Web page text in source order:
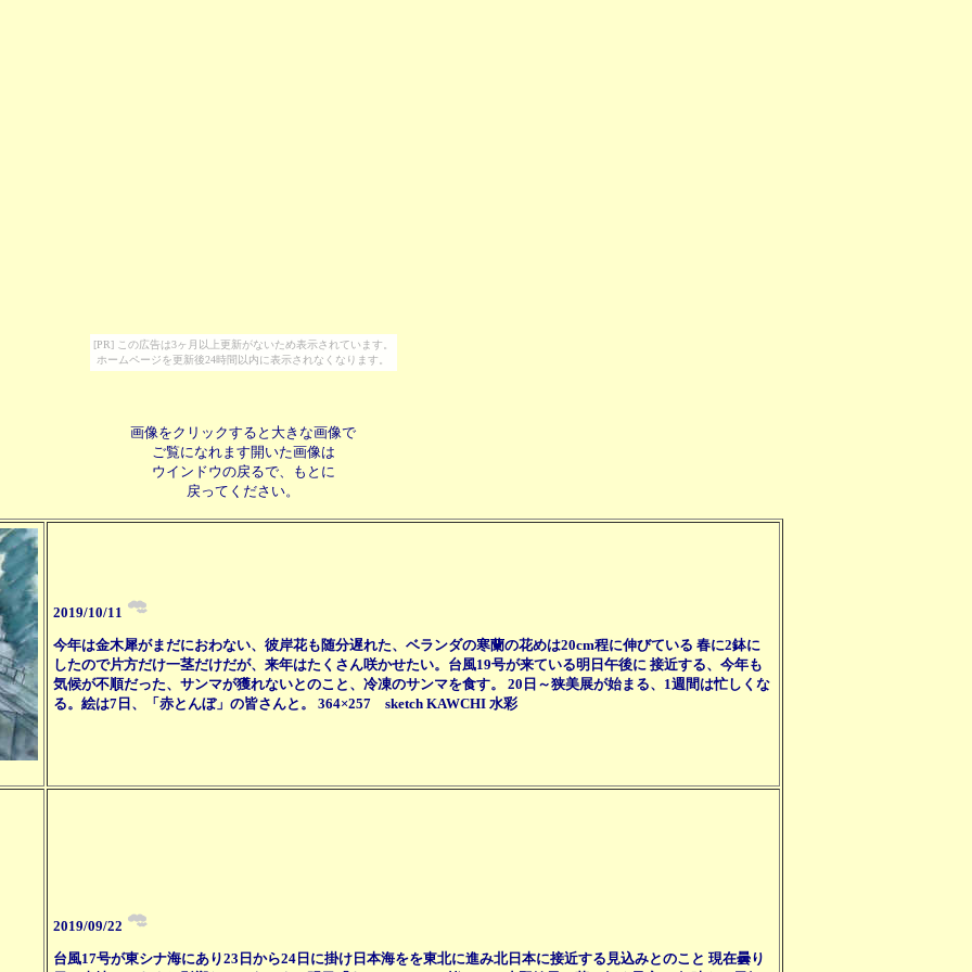
[PR] この広告は3ヶ月以上更新がないため表示されています。
ホームページを更新後24時間以内に表示されなくなります。
画像をクリックすると大きな画像で
ご覧になれます開いた画像は
ウインドウの戻るで、もとに
戻ってください。
2019/10/11
今年は金木犀がまだにおわない、彼岸花も随分遅れた、ベランダの寒蘭の花めは20cm程に伸びている 春に2鉢に
したので片方だけ一茎だけだが、来年はたくさん咲かせたい。台風19号が来ている明日午後に 接近する、今年も
気候が不順だった、サンマが獲れないとのこと、冷凍のサンマを食す。 20日～狭美展が始まる、1週間は忙しくな
る。絵は7日、「赤とんぼ」の皆さんと。 364×257 sketch KAWCHI 水彩
2019/09/22
台風17号が東シナ海にあり23日から24日に掛け日本海をを東北に進み北日本に接近する見込みとのこと 現在曇り